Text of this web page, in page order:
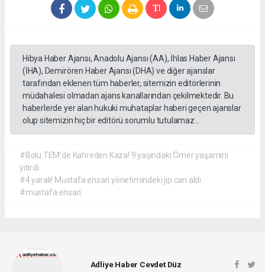
Hibya Haber Ajansı, Anadolu Ajansı (AA), İhlas Haber Ajansı
(İHA), Demirören Haber Ajansı (DHA) ve diğer ajanslar
tarafından eklenen tüm haberler, sitemizin editörlerinin
müdahalesi olmadan ajans kanallarından çekilmektedir. Bu
haberlerde yer alan hukuki muhataplar haberi geçen ajanslar
olup sitemizin hiç bir editörü sorumlu tutulamaz...
#Bolu TEM’de Kahreden Kaza! 9 yaşındaki Ömer yaşamını
yitirdi
#4 yaralı! Mustafa ensari yönetimindeki jip can aldı
#mustafa ensari
Adliye Haber Cevdet Düz